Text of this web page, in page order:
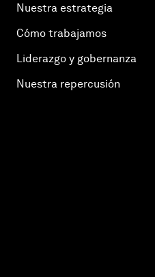
Nuestra estrategia
Cómo trabajamos
Liderazgo y gobernanza
Nuestra repercusión